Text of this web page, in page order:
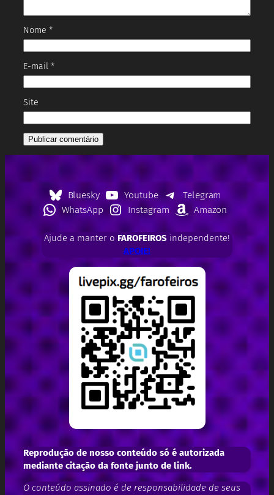
Nome *
E-mail *
Site
Bluesky Youtube
Telegram
WhatsApp
Instagram Amazon
Ajude a manter o FAROFEIROSindependente!
APOIE!
Reprodução de nosso conteúdo só é autorizada
mediante citação da fonte junto de link.
O conteúdo assinado é de responsabilidade de seus